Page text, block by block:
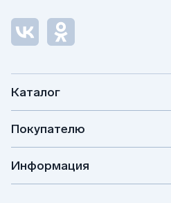
Каталог
Покупателю
Информация